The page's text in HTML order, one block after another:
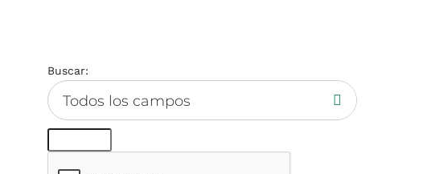
Buscar:
Todos los campos